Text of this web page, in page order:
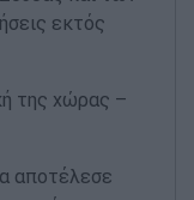
εκτός
της χώρας –
αποτέλεσε